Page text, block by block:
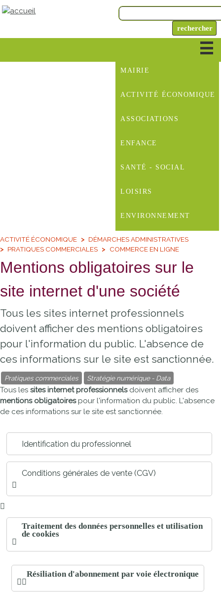
MAIRIE
ACTIVITÉ ÉCONOMIQUE
ASSOCIATIONS
ENFANCE
SANTÉ - SOCIAL
LOISIRS
ENVIRONNEMENT
ACTIVITÉ ÉCONOMIQUE
DÉMARCHES ADMINISTRATIVES
PRATIQUES COMMERCIALES
COMMERCE EN LIGNE
Mentions obligatoires sur le
site internet d'une société
Tous les sites internet professionnels
doivent afficher des mentions obligatoires
pour l'information du public. L'absence de
ces informations sur le site est sanctionnée.
Pratiques commerciales Stratégie numérique - Data
Tous les sites internet professionnelsdoivent afficher des
mentions obligatoirespour l'information du public. L'absence
de ces informations sur le site est sanctionnée.
Identification du professionnel
Conditions générales de vente (CGV)
Traitement des données personnelles et utilisation
de cookies
Résiliation d'abonnement par voie électronique